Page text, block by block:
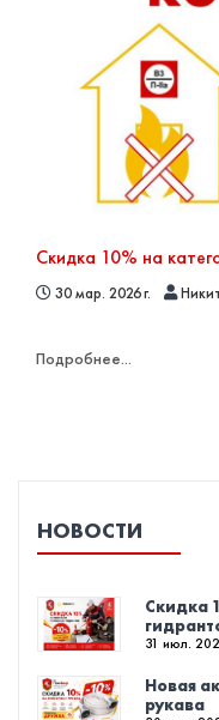
30 мар. 2026 г.
Подробнее...
НОВОСТИ
Скидка
31 июл.
Новая
рукава